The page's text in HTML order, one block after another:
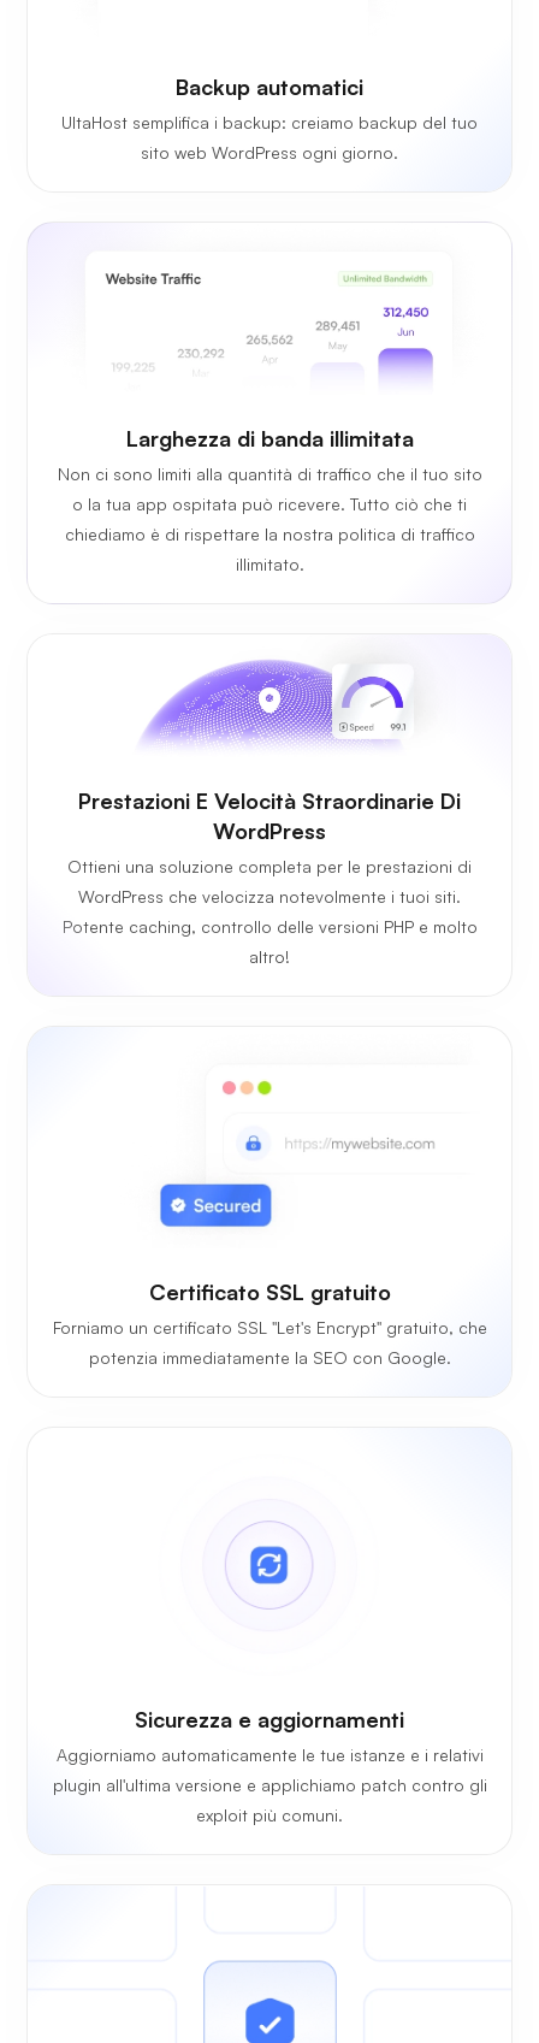
Backup automatici
UltaHost semplifica i backup: creiamo backup del tuo
sito web WordPress ogni giorno.
Larghezza dibanda illimitata
Non ci sono limiti alla quantità di traffico che il tuo sito
o la tua app ospitata può ricevere. Tutto ciò che ti
chiediamo è di rispettare la nostra politica di traffico
illimitato.
Prestazioni E Velocità Straordinarie Di
WordPress
Ottieni una soluzione completa per le prestazioni di
WordPress che velocizza notevolmente i tuoi siti.
Potente caching, controllo delle versioni PHP e molto
altro!
Certificato SSL gratuito
Forniamo un certificato SSL "Let's Encrypt" gratuito, che
potenzia immediatamente la SEO con Google.
Sicurezza e aggiornamenti
Aggiorniamo automaticamente le tue istanze e i relativi
plugin all'ultima versione e applichiamo patch contro gli
exploit più comuni.